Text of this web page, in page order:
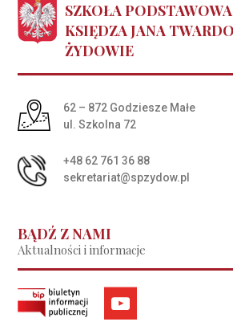
SZKOŁA
KSIĘDZA JANA
ŻYDOWIE
Adres pocztowy:
62 – 872 Godziesze Małe
ul. Szkolna 72
+48 62 761 36 88
sekretariat@spzydow.pl
BĄDŹ Z NAMI
Aktualności i informacje